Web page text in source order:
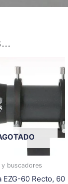
buscadores
EZG-60 Recto, 60